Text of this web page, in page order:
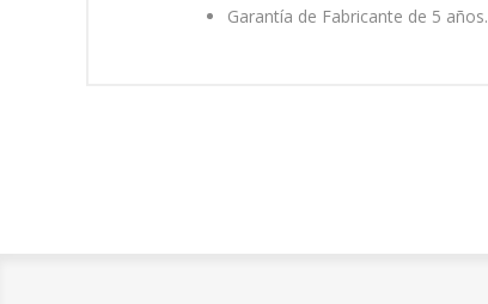
Garantía de Fabricante de 5 años.